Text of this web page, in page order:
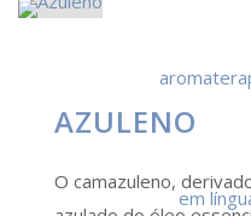
AZULENO
O camazuleno,